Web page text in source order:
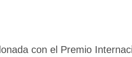
con el Premio